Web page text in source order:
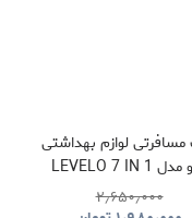
لوازم بهداشتی
لِولو مدل LEVELO 7 IN 1
TRAVEL ESSENTIAL
۲٫۶۵۰٫۰۰۰